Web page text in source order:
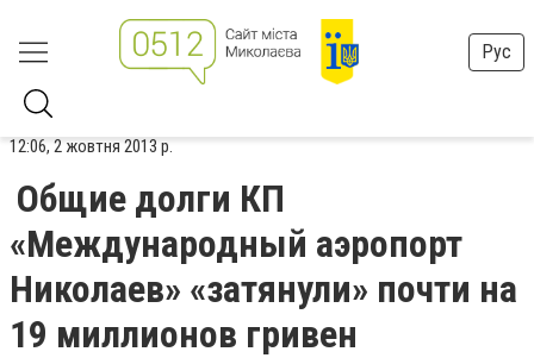
Рус
12:06, 2 жовтня 2013 р.
Общие долги КП
«Международный аэропорт
Николаев» «затянули» почти на
19 миллионов гривен